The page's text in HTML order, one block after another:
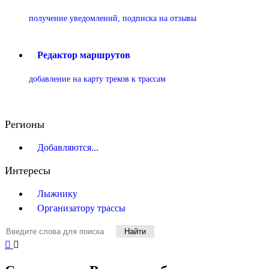
получение уведомлений, подписка на отзывы
Редактор маршрутов
добавление на карту треков к трассам
Регионы
Добавляются...
Интересы
Лыжнику
Организатору трассы
Найти